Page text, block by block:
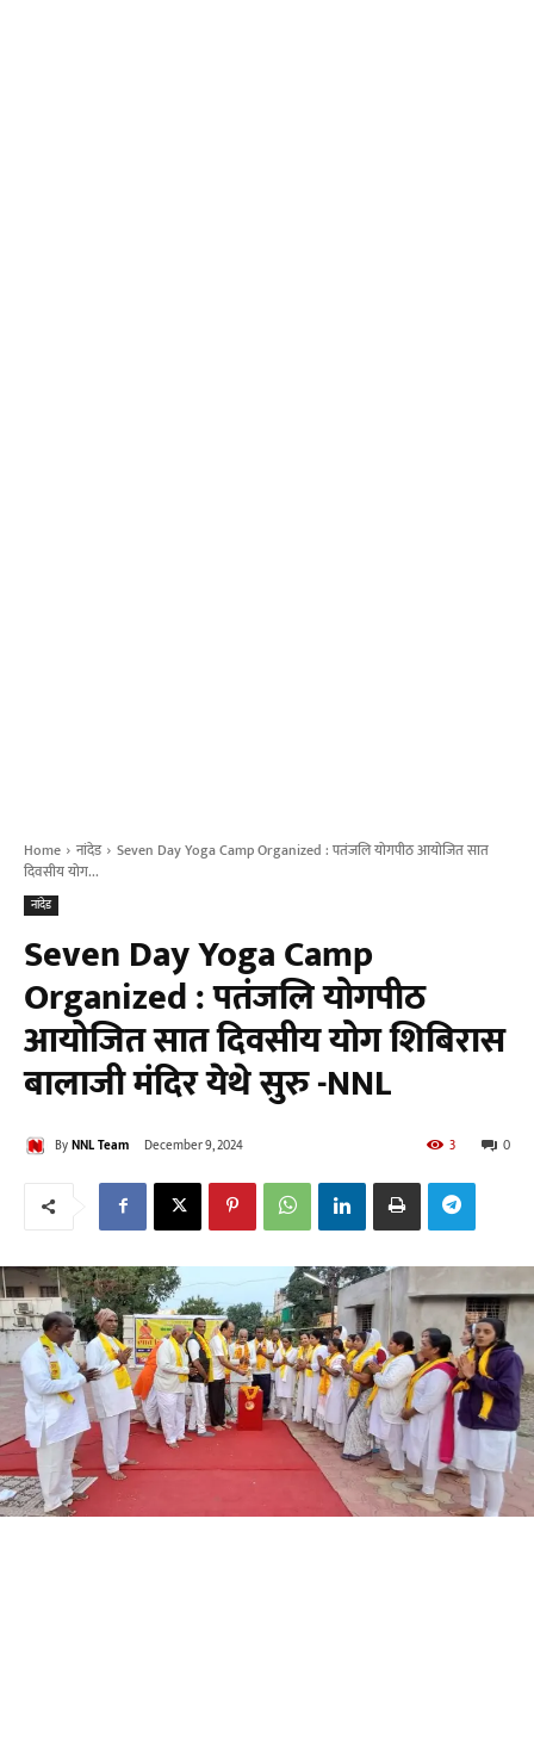
Home नांदेड
Seven Day Yoga Camp Organized : पतंजलि योगपीठ आयोजित सात
दिवसीय योग...
नांदेड
Seven Day Yoga Camp
Organized : पतंजलि योगपीठ
आयोजित सात दिवसीय योग शिबिरास
बालाजी मंदिर येथे सुरु -NNL
ByNNL Team December 9, 2024 0
3